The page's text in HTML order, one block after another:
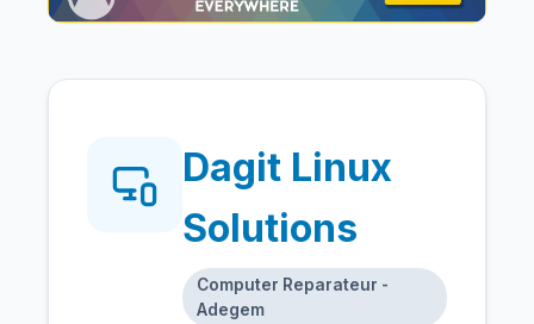
Dagit Linux
Solutions
Computer Reparateur -
Adegem